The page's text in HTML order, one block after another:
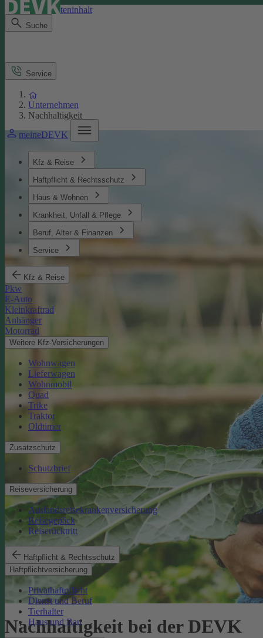
Direkt zum Seiteninhalt
Suche
meineDEVK
Kfz & Reise
Haftpflicht & Rechtsschutz
Haus & Wohnen
Krankheit, Unfall & Pflege
Beruf, Alter & Finanzen
Service
Kfz & Reise
Pkw
E-Auto
Kleinkraftrad
Anhänger
Motorrad
Weitere Kfz-Versicherungen
Wohnwagen
Lieferwagen
Wohnmobil
Quad
Trike
Traktor
Oldtimer
Zusatzschutz
Schutzbrief
Reiseversicherung
Auslandsreisekrankenversicherung
Reisegepäck
Reiserücktritt
Haftpflicht & Rechtsschutz
Haftpflichtversicherung
Privathaftpflicht
Dienst und Beruf
Tierhalter
Haus und Bau
Service
Unternehmen
Nachhaltigkeit
Nachhaltigkeit bei der DEVK